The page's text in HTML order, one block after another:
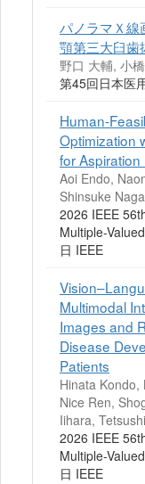
パノラマＸ線
顎第三大臼歯
野口 大輔, 小
第45回日本医
Human-
Optimization
for
Aoi Endo,
Shinsuke
2026 IEEE
Multiple-
日 IEEE
Multimodal
Images and
Disease
Patients
Hinata Kondo,
Nice Ren,
Iihara,
2026 IEEE
Multiple-
日 IEEE